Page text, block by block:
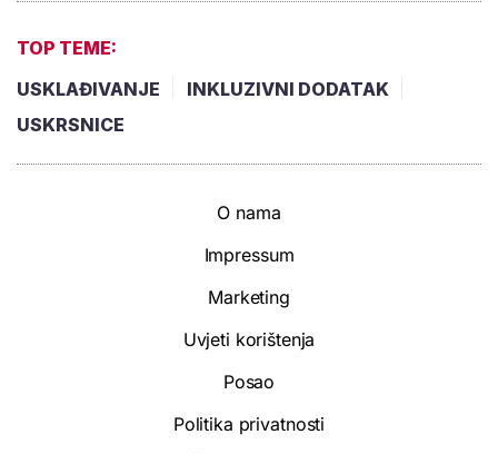
TOP TEME:
USKLAĐIVANJE
INKLUZIVNI DODATAK
USKRSNICE
O nama
Impressum
Marketing
Uvjeti korištenja
Posao
Politika privatnosti